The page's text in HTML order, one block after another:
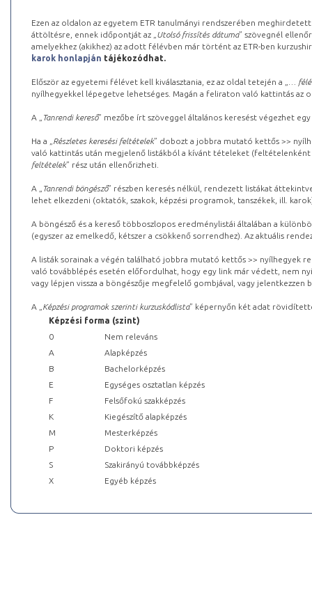
Ezen az oldalon az egyetem ETR tanulmányi rendszerében
áttöltésre, ennek időpontját az „ Utolsó frissítés dátuma” szövegnél
amelyekhez (akikhez) az adott félévben már történt az ETR-ben
karok honlapján tájékozódhat.
Először az egyetemi félévet kell kiválasztania, ez az oldal tetején a „
…
nyílhegyekkel lépegetve lehetséges. Magán a feliraton való kattintás az
A „ Tanrendi kereső” mezőbe írt szöveggel általános keresést végezhet
Ha a „ Részletes keresési feltételek” dobozt a jobbra mutató kettős >>
való kattintás után megjelenő listákból a kívánt tételeket (feltételenként
feltételek” rész után ellenőrizheti.
A „ Tanrendi böngésző” részben keresés nélkül, rendezett listákat
lehet elkezdeni (oktatók, szakok, képzési programok, tanszékek, ill.
A böngésző és a kereső többoszlopos eredménylistái általában a
(egyszer az emelkedő, kétszer a csökkenő sorrendhez). Az aktuális
A listák sorainak a végén található jobbra mutató kettős >> nyílhegyek
való továbblépés esetén előfordulhat, hogy egy link már védett, nem
vagy lépjen vissza a böngészője megfelelő gombjával, vagy
A „ Képzési programok szerinti kurzuskódlista” képernyőn két adat
Képzési forma (szint)
0
Nem releváns
A
Alapképzés
B
Bachelorképzés
E
Egységes osztatlan képzés
F
Felsőfokú szakképzés
K
Kiegészítő alapképzés
M
Mesterképzés
P
Doktori képzés
S
Szakirányú továbbképzés
X
Egyéb képzés